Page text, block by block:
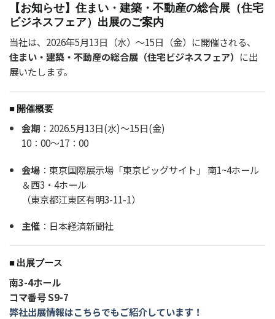
【お知らせ】住まい・建築・不動産の総合展（住宅
ビジネスフェア）出展のご案内
当社は、2026年5月13日（水）〜15日（金）に開催される、
住まい・建築・不動産の総合展（住宅ビジネスフェア） に出
展いたします。
■ 開催概要
会期：2026.5月13日(水)～15日(金)
10：00～17：00
会場：東京国際展示場「東京ビッグサイト」 南1~4ホール
＆西3・4ホール
（東京都江東区有明3-11-1）
主催：日本経済新聞社
■ 出展ブース
南3-4ホール
コマ番号 S9-7
弊社出展情報はこちらでもご紹介しています！